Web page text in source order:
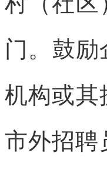
门。鼓
机构或其
市外招聘